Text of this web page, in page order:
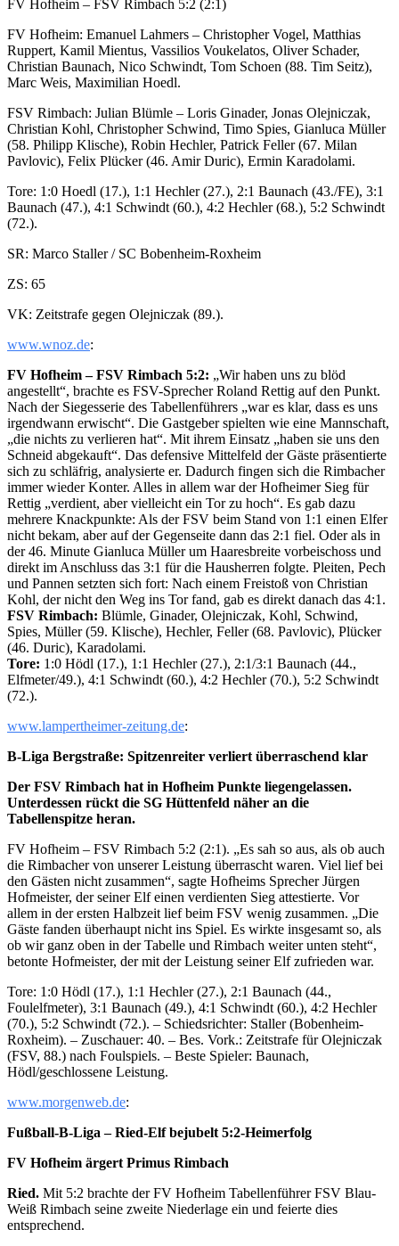
FV Hofheim – FSV Rimbach 5:2 (2:1)
FV Hofheim: Emanuel Lahmers – Christopher Vogel, Matthias
Ruppert, Kamil Mientus, Vassilios Voukelatos, Oliver Schader,
Christian Baunach, Nico Schwindt, Tom Schoen (88. Tim Seitz),
Marc Weis, Maximilian Hoedl.
FSV Rimbach: Julian Blümle – Loris Ginader, Jonas Olejniczak,
Christian Kohl, Christopher Schwind, Timo Spies, Gianluca Müller
(58. Philipp Klische), Robin Hechler, Patrick Feller (67. Milan
Pavlovic), Felix Plücker (46. Amir Duric), Ermin Karadolami.
Tore: 1:0 Hoedl (17.), 1:1 Hechler (27.), 2:1 Baunach (43./FE), 3:1
Baunach (47.), 4:1 Schwindt (60.), 4:2 Hechler (68.), 5:2 Schwindt
(72.).
SR: Marco Staller / SC Bobenheim-Roxheim
ZS: 65
VK: Zeitstrafe gegen Olejniczak (89.).
www.wnoz.de:
FV Hofheim – FSV Rimbach 5:2: „Wir haben uns zu blöd
angestellt“, brachte es FSV-Sprecher Roland Rettig auf den Punkt.
Nach der Siegesserie des Tabellenführers „war es klar, dass es uns
irgendwann erwischt“. Die Gastgeber spielten wie eine Mannschaft,
„die nichts zu verlieren hat“. Mit ihrem Einsatz „haben sie uns den
Schneid abgekauft“. Das defensive Mittelfeld der Gäste präsentierte
sich zu schläfrig, analysierte er. Dadurch fingen sich die Rimbacher
immer wieder Konter. Alles in allem war der Hofheimer Sieg für
Rettig „verdient, aber vielleicht ein Tor zu hoch“. Es gab dazu
mehrere Knackpunkte: Als der FSV beim Stand von 1:1 einen Elfer
nicht bekam, aber auf der Gegenseite dann das 2:1 fiel. Oder als in
der 46. Minute Gianluca Müller um Haaresbreite vorbeischoss und
direkt im Anschluss das 3:1 für die Hausherren folgte. Pleiten, Pech
und Pannen setzten sich fort: Nach einem Freistoß von Christian
Kohl, der nicht den Weg ins Tor fand, gab es direkt danach das 4:1.
FSV Rimbach: Blümle, Ginader, Olejniczak, Kohl, Schwind,
Spies, Müller (59. Klische), Hechler, Feller (68. Pavlovic), Plücker
(46. Duric), Karadolami.
Tore: 1:0 Hödl (17.), 1:1 Hechler (27.), 2:1/3:1 Baunach (44.,
Elfmeter/49.), 4:1 Schwindt (60.), 4:2 Hechler (70.), 5:2 Schwindt
(72.).
www.lampertheimer-zeitung.de:
B-Liga Bergstraße: Spitzenreiter verliert überraschend klar
Der FSV Rimbach hat in Hofheim Punkte liegengelassen.
Unterdessen rückt die SG Hüttenfeld näher an die
Tabellenspitze heran.
FV Hofheim – FSV Rimbach 5:2 (2:1). „Es sah so aus, als ob auch
die Rimbacher von unserer Leistung überrascht waren. Viel lief bei
den Gästen nicht zusammen“, sagte Hofheims Sprecher Jürgen
Hofmeister, der seiner Elf einen verdienten Sieg attestierte. Vor
allem in der ersten Halbzeit lief beim FSV wenig zusammen. „Die
Gäste fanden überhaupt nicht ins Spiel. Es wirkte insgesamt so, als
ob wir ganz oben in der Tabelle und Rimbach weiter unten steht“,
betonte Hofmeister, der mit der Leistung seiner Elf zufrieden war.
Tore: 1:0 Hödl (17.), 1:1 Hechler (27.), 2:1 Baunach (44.,
Foulelfmeter), 3:1 Baunach (49.), 4:1 Schwindt (60.), 4:2 Hechler
(70.), 5:2 Schwindt (72.). – Schiedsrichter: Staller (Bobenheim-
Roxheim). – Zuschauer: 40. – Bes. Vork.: Zeitstrafe für Olejniczak
(FSV, 88.) nach Foulspiels. – Beste Spieler: Baunach,
Hödl/geschlossene Leistung.
www.morgenweb.de:
Fußball-B-Liga – Ried-Elf bejubelt 5:2-Heimerfolg
FV Hofheim ärgert Primus Rimbach
Ried. Mit 5:2 brachte der FV Hofheim Tabellenführer FSV Blau-
Weiß Rimbach seine zweite Niederlage ein und feierte dies
entsprechend.